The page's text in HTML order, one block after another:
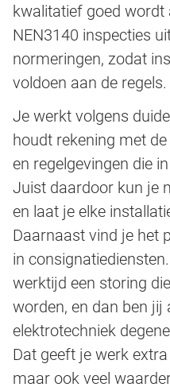
kwalitatief goed wordt
NEN3140 inspecties
normeringen, zodat
voldoen aan de regels.
Je werkt volgens
houdt rekening met
en regelgevingen die
Juist daardoor kun je
en laat je elke
Daarnaast vind je het
in
werktijd een storing
worden, en dan ben
elektrotechniek
Dat geeft je werk
maar ook veel